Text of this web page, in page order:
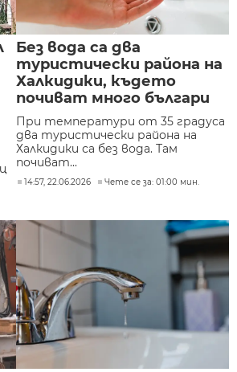
Без вода са два
туристически района на
Халкидики, където
почиват много българи
При температури от 35 градуса
два туристически района на
Халкидики са без вода. Там
почиват...
14:57, 22.06.2026 Чете се за: 01:00 мин.